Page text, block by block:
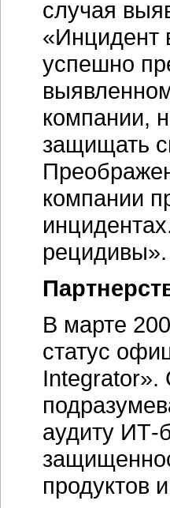
случая
«Инцидент
успешно
компании,
защищать
компании
рецидивы».
В марте
статус
Integrator».
аудиту ИТ-
продуктов